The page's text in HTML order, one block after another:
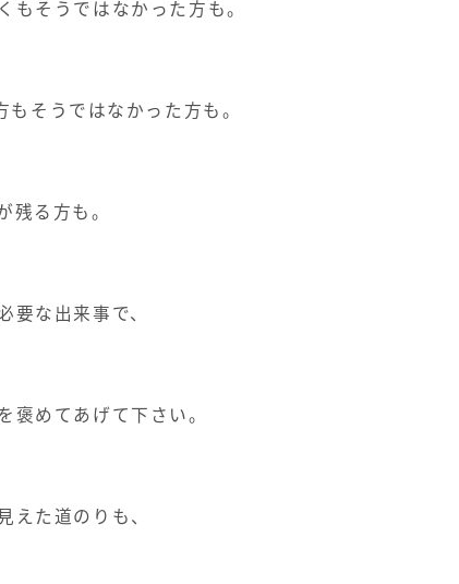
もそうではなかった方も。
もそうではなかった方も。
残る方も。
要な出来事で、
褒めてあげて下さい。
えた道のりも、